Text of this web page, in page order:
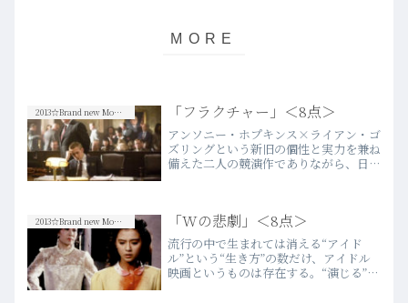
2013☆Brand new Movies 「フラクチャー」＜8点＞
アンソニー・ホプキンス×ライアン・ゴ
ズリングという新旧の個性と実力を兼ね
備えた二人の競演作でありながら、日本
も、これほどクオリティーの…more
2013☆Brand new Movies 「Wの悲劇」＜8点＞
流行の中で生まれては消える“アイド
ル”という“生き方”の数だけ、アイドル
映画というものは存在する。“演じる”と